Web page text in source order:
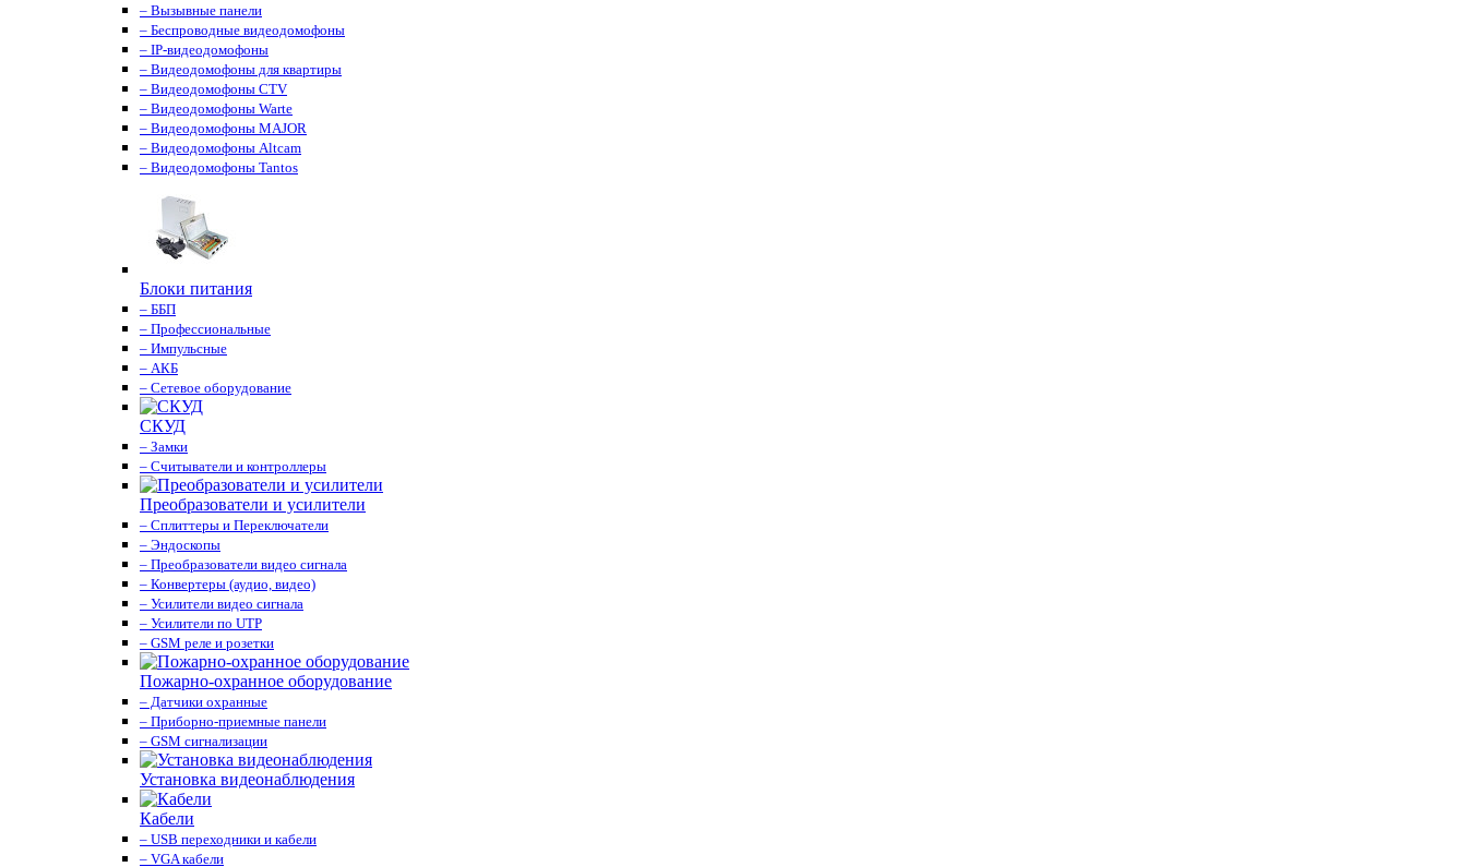
– Вызывные панели
– Беспроводные видеодомофоны
– IP-видеодомофоны
– Видеодомофоны для квартиры
– Видеодомофоны CTV
– Видеодомофоны Warte
– Видеодомофоны MAJOR
– Видеодомофоны Altcam
– Видеодомофоны Tantos
Блоки питания
– ББП
– Профессиональные
– Импульсные
– АКБ
– Сетевое оборудование
СКУД
– Замки
– Считыватели и контроллеры
Преобразователи и усилители
– Сплиттеры и Переключатели
– Эндоскопы
– Преобразователи видео сигнала
– Конвертеры (аудио, видео)
– Усилители видео сигнала
– Усилители по UTP
– GSM реле и розетки
Пожарно-охранное оборудование
– Датчики охранные
– Приборно-приемные панели
– GSM сигнализации
Установка видеонаблюдения
Кабели
– USB переходники и кабели
– VGA кабели